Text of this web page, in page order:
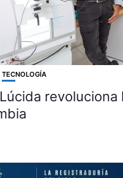
TECNOLOGÍA